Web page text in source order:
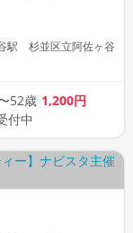
が見
駅 杉並区立阿佐ヶ谷
52歳 1,200円
付中